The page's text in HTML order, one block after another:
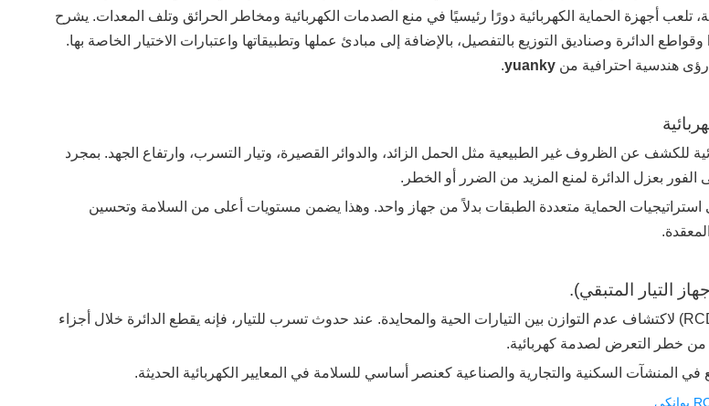
تلعب أجهزة الحماية الكهربائية دورًا رئيسيًا في منع الصدمات الكهربائية ومخاطر الحرائق وتلف المعدات. يشرح
هذا الدليل أجهزة RCD وPRCD وقواطع الدائرة وصناديق التوزيع بالتفصيل، بالإضافة إلى مبادئ عملها وتطبيقاتها واعتبارات الاختيار الخاصة بها.
هندسية احترافية من yuanky
.
للكشف عن الظروف غير الطبيعية مثل الحمل الزائد، والدوائر القصيرة، وتيار التسرب، وارتفاع الجهد. بمجرد
بعزل الدائرة لمنع المزيد من الضرر أو الخطر.
استراتيجيات الحماية متعددة الطبقات بدلاً من جهاز واحد. وهذا يضمن مستويات أعلى من السلامة وتحسين
تم تصميم جهاز التيار المتبقي (RCD) لاكتشاف عدم التوازن بين التيارات الحية والمحايدة. عند حدوث تسرب للتيار، فإنه يقطع الدائرة خلال أجزاء
من خطر التعرض لصدمة كهربائية.